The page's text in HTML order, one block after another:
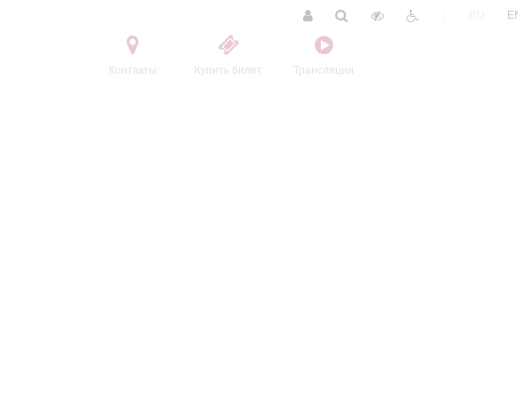
Контакты Купить билет Трансляции